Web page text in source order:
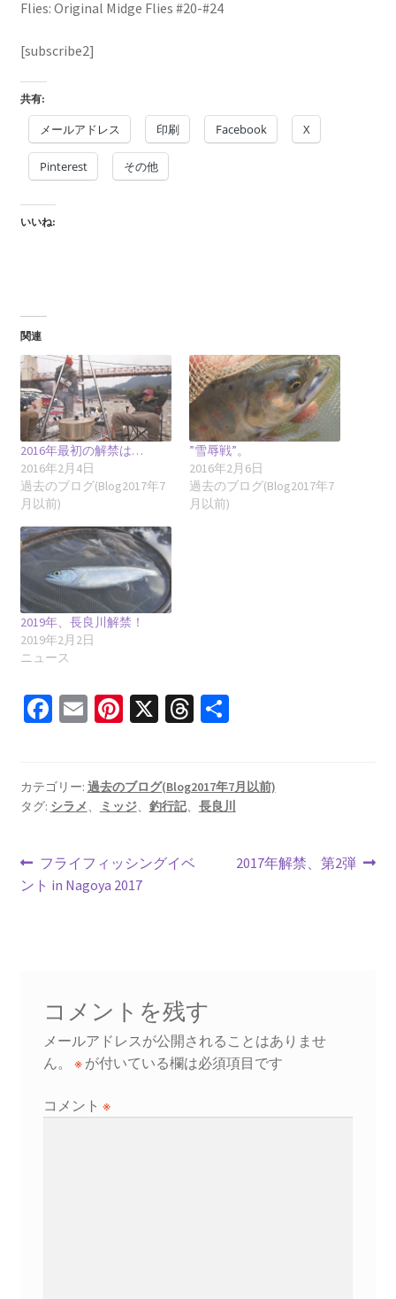
Flies: Original Midge Flies #20-#24
[subscribe2]
共有:
メールアドレス 印刷 Facebook X
Pinterest その他
いいね:
関連
2016年最初の解禁は…
2016年2月4日
過去のブログ(Blog2017年7
月以前)
”雪辱戦”。
2016年2月6日
過去のブログ(Blog2017年7
月以前)
2019年、長良川解禁！
2019年2月2日
ニュース
Fa
o
o
k
E
l
Pi
es
t
X T
ds
共
カテゴリー: 過去のブログ(Blog2017年7月以前)
タグ: シラメ ミッジ、 釣行記、 長良川
投
稿
ゲ
ー
シ
ョ
前
の
フライフィッシングイベ
ント in Nagoya 2017
次
2017年解禁、第2弾
コメントを残す
メールアドレスが公開されることはありませ
ん。
※が付いている欄は必須項目です
コメント ※